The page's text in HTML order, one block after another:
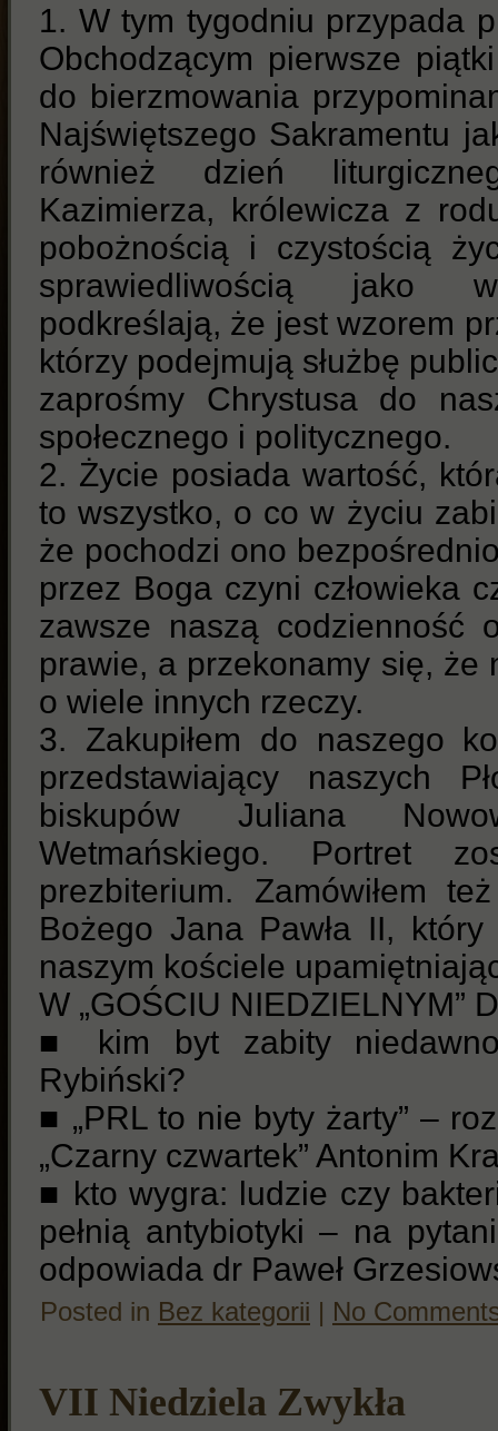
1. W tym tygodniu przypada
Obchodzącym pierwsze
do bierzmowania
Najświętszego Sakramentu
również dzień
Kazimierza, królewicza z
pobożnością i czystością
sprawiedliwością jako
podkreślają, że jest wzorem
którzy podejmują służbę
zaprośmy Chrystusa do
społecznego i politycznego.
2. Życie posiada wartość,
to wszystko, o co w życiu
że pochodzi ono
przez Boga czyni człowieka
zawsze naszą codzienność
prawie, a przekonamy się, że
o wiele innych rzeczy.
3. Zakupiłem do naszego
przedstawiający naszych
biskupów Juliana
Wetmańskiego. Portret
prezbiterium. Zamówiłem
Bożego Jana Pawła II,
naszym kościele
W „GOŚCIU NIEDZIELNYM”
■ kim byt zabity
Rybiński?
■ „PRL to nie byty żarty” –
„Czarny czwartek” Antonim
■ kto wygra: ludzie czy
pełnią antybiotyki – na
odpowiada dr Paweł
Posted in Bez kategorii No
VII Niedziela Zwykła